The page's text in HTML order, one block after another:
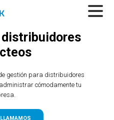
distribuidores
gestión para distribuidores
cómodamente tu